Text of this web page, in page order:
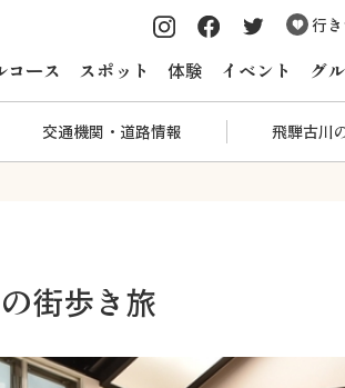
行
コース スポット 体験 イベント グ
交通機関・道路情報 飛騨古川
街歩き旅